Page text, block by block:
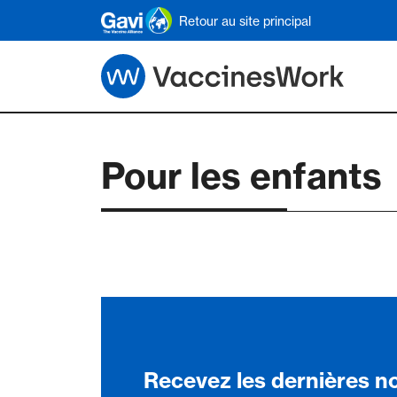
Skip to main content
Retour au site principal
Pour les enfants
Recevez les dernières